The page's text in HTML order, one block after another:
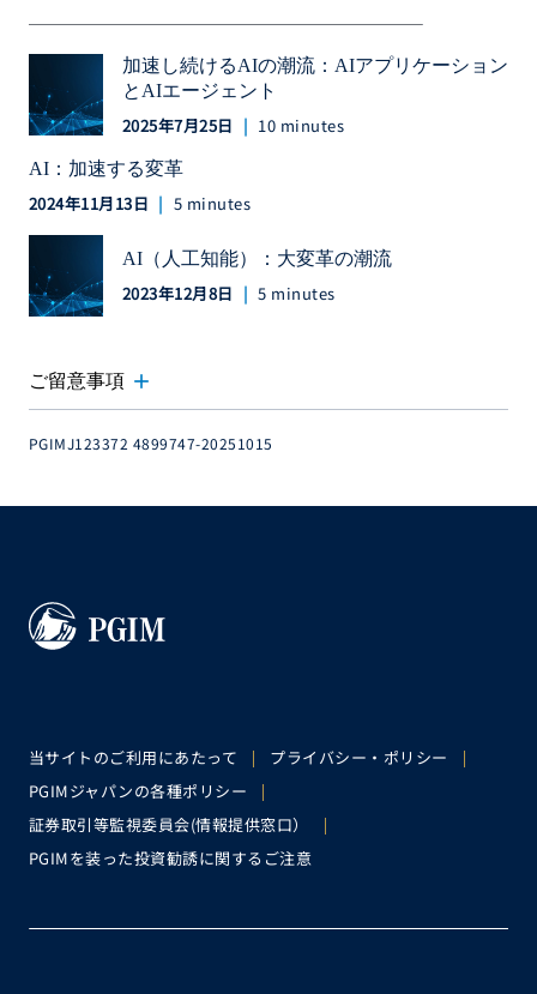
加速し続けるAIの潮流：AIアプリケーション
とAIエージェント
2025年7月25日 10 minutes
AI：加速する変革
2024年11月13日 5 minutes
AI（人工知能）：大変革の潮流
2023年12月8日 5 minutes
ご留意事項 add
PGIMJ123372 4899747-20251015
当サイトのご利用にあたって
プライバシー・ポリシー
PGIMジャパンの各種ポリシー
証券取引等監視委員会(情報提供窓口）
PGIMを装った投資勧誘に関するご注意